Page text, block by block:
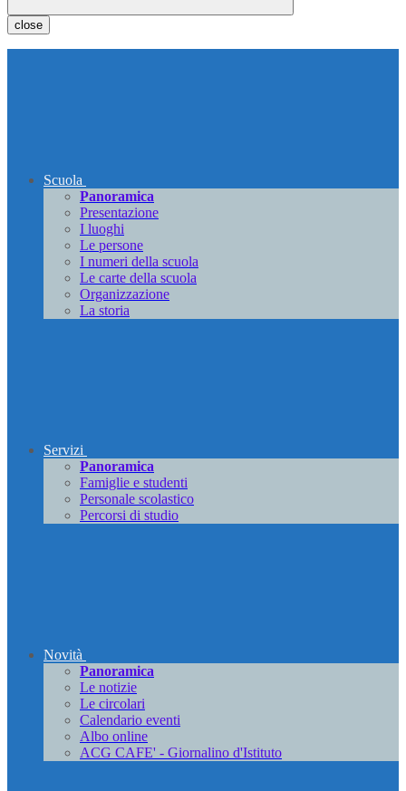
close
Scuola
Panoramica
Presentazione
I luoghi
Le persone
I numeri della scuola
Le carte della scuola
Organizzazione
La storia
Servizi
Panoramica
Famiglie e studenti
Personale scolastico
Percorsi di studio
Novità
Panoramica
Le notizie
Le circolari
Calendario eventi
Albo online
ACG CAFE' - Giornalino d'Istituto